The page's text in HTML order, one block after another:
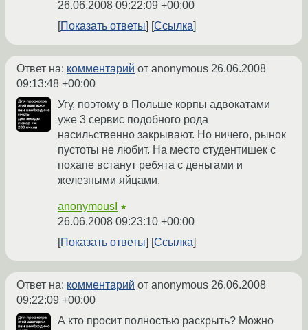
26.06.2008 09:22:09 +00:00
Показать ответы
Ссылка
Ответ на: комментарий от anonymous 26.06.2008
09:13:48 +00:00
Угу, поэтому в Польше корпы адвокатами
уже 3 сервис подобного рода
насильственно закрывают. Но ничего, рынок
пустоты не любит. На место студентишек с
похапе встанут ребята с деньгами и
железными яйцами.
anonymousI ★
26.06.2008 09:23:10 +00:00
Показать ответы
Ссылка
Ответ на: комментарий от anonymous 26.06.2008
09:22:09 +00:00
А кто просит полностью раскрыть? Можно